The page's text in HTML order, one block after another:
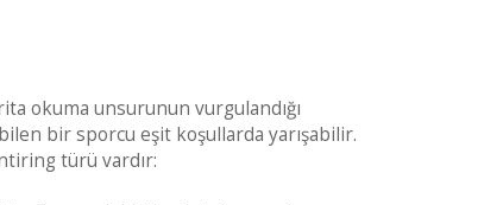
okuma unsurunun vurgulandığı
bir sporcu eşit koşullarda yarışabilir.
türü vardır: